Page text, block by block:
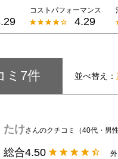
コストパフォーマンス
4.29
ミ7件 並べ替え：
たけさんのクチコミ（40代・男
総合4.50